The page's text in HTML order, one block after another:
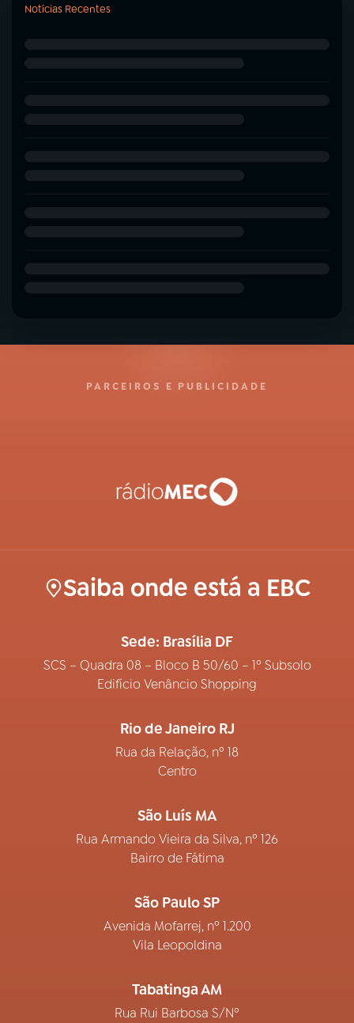
Notícias Recentes
PARCEIROS E PUBLICIDADE
Saiba onde está a EBC
Sede: Brasília DF
SCS – Quadra 08 – Bloco B 50/60 – 1º Subsolo
Edifício Venâncio Shopping
Rio de Janeiro RJ
Rua da Relação, nº 18
Centro
São Luís MA
Rua Armando Vieira da Silva, nº 126
Bairro de Fátima
São Paulo SP
Avenida Mofarrej, nº 1.200
Vila Leopoldina
Tabatinga AM
Rua Rui Barbosa S/Nº